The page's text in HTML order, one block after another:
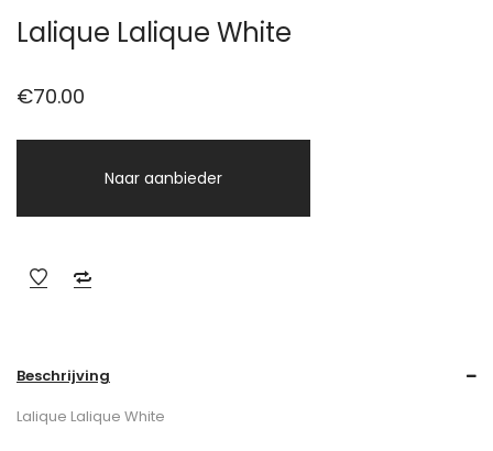
Lalique Lalique White
€70.00
Naar aanbieder
Beschrijving
Lalique Lalique White